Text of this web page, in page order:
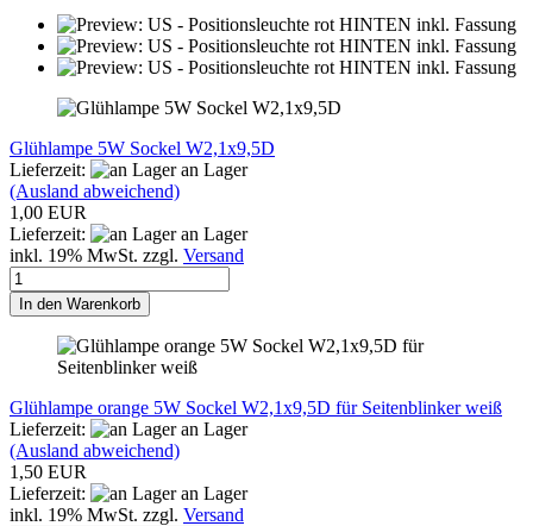
Glühlampe 5W Sockel W2,1x9,5D
Lieferzeit:
an Lager
(Ausland abweichend)
1,00 EUR
Lieferzeit:
an Lager
inkl. 19% MwSt. zzgl. Versand
In den Warenkorb
Glühlampe orange 5W Sockel W2,1x9,5D für Seitenblinker weiß
Lieferzeit:
an Lager
(Ausland abweichend)
1,50 EUR
Lieferzeit:
an Lager
inkl. 19% MwSt. zzgl. Versand